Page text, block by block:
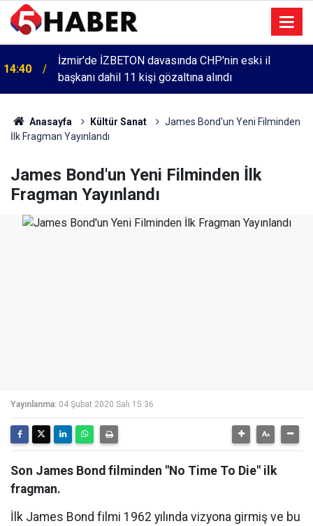
14:40
İzmir'de İZBETON davasında CHP'nin eski il
başkanı dahil 11 kişi gözaltına alındı
13:55
Cumartesi anneleri 1083. haftada Mehmet Özdemir
için adalet aradı
Anasayfa Kültür Sanat
James Bond'un Yeni Filminden
İlk Fragman Yayınlandı
James Bond'un Yeni Filminden İlk
Fragman Yayınlandı
Yayınlanma: 04 Şubat 2020 Salı 15:36
Son James Bond filminden "No Time To Die" ilk
fragman.
İlk James Bond filmi 1962 yılında vizyona girmiş ve bu